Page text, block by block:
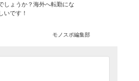
しょうか？海外へ転勤にな
いです！
モノスポ編集部